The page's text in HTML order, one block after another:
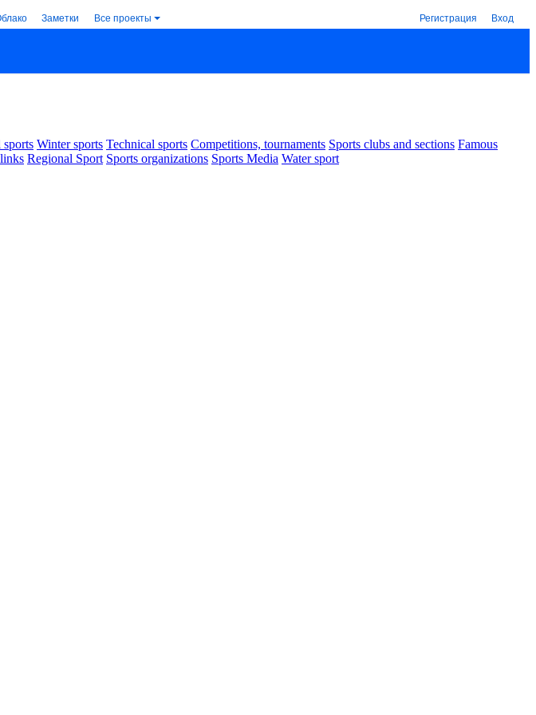
Заметки Все проекты Регистрация Вход
Winter sports Technical sports Competitions, tournaments Sports clubs and sections Famous
Regional Sport Sports organizations Sports Media Water sport